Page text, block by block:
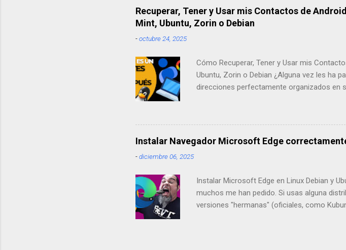
escuchamos la palabra "navegador",
diferente. Es un navegador de código
Recuperar, Tener y Usar mis Contactos de
Mint, Ubuntu, Zorin o Debian
-octubre 24, 2025
Cómo Recuperar, Tener y Usar mis
Ubuntu, Zorin o Debian ¿Alguna vez les ha
direcciones perfectamente organizados en
llamar a alguien desde la compu, y tienes
por eso. Tengo mi móvil Android, pero en
entre Linux Mint y Ubuntu. Pensaba que
lados. ▶ Descargar Web Apps Manager de
distribuciones basadas en Debian deben
Instalar Navegador Microsoft Edge
-diciembre 06, 2025
Instalar Microsoft Edge en Linux Debian y
muchos me han pedido. Si usas alguna
versiones "hermanas" (oficiales, como
Sabores Oficiales (¡Fácil!) Por mucho